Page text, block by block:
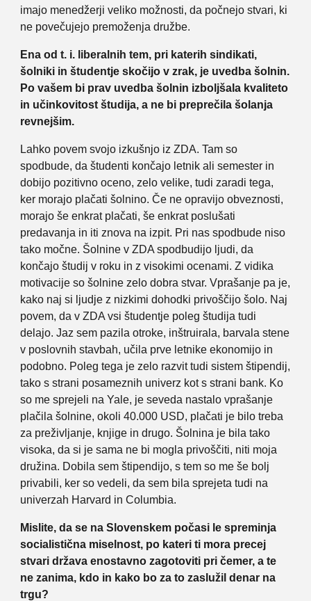
imajo menedžerji veliko možnosti, da počnejo stvari, ki
ne povečujejo premoženja družbe.
Ena od t. i. liberalnih tem, pri katerih sindikati,
šolniki in študentje skočijo v zrak, je uvedba šolnin.
Po vašem bi prav uvedba šolnin izboljšala kvaliteto
in učinkovitost študija, a ne bi preprečila šolanja
revnejšim.
Lahko povem svojo izkušnjo iz ZDA. Tam so
spodbude, da študenti končajo letnik ali semester in
dobijo pozitivno oceno, zelo velike, tudi zaradi tega,
ker morajo plačati šolnino. Če ne opravijo obveznosti,
morajo še enkrat plačati, še enkrat poslušati
predavanja in iti znova na izpit. Pri nas spodbude niso
tako močne. Šolnine v ZDA spodbudijo ljudi, da
končajo študij v roku in z visokimi ocenami. Z vidika
motivacije so šolnine zelo dobra stvar. Vprašanje pa je,
kako naj si ljudje z nizkimi dohodki privoščijo šolo. Naj
povem, da v ZDA vsi študentje poleg študija tudi
delajo. Jaz sem pazila otroke, inštruirala, barvala stene
v poslovnih stavbah, učila prve letnike ekonomijo in
podobno. Poleg tega je zelo razvit tudi sistem štipendij,
tako s strani posameznih univerz kot s strani bank. Ko
so me sprejeli na Yale, je seveda nastalo vprašanje
plačila šolnine, okoli 40.000 USD, plačati je bilo treba
za preživljanje, knjige in drugo. Šolnina je bila tako
visoka, da si je sama ne bi mogla privoščiti, niti moja
družina. Dobila sem štipendijo, s tem so me še bolj
privabili, ker so vedeli, da sem bila sprejeta tudi na
univerzah Harvard in Columbia.
Mislite, da se na Slovenskem počasi le spreminja
socialistična miselnost, po kateri ti mora precej
stvari država enostavno zagotoviti pri čemer, a te
ne zanima, kdo in kako bo za to zaslužil denar na
trgu?